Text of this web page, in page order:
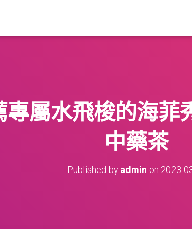
專屬水飛梭的海菲
中藥茶
Published by admin on 2023-